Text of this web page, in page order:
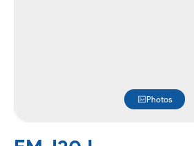
Photos